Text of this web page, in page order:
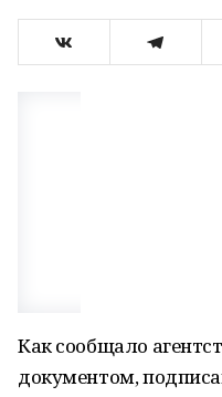
Как сообщало
документом,